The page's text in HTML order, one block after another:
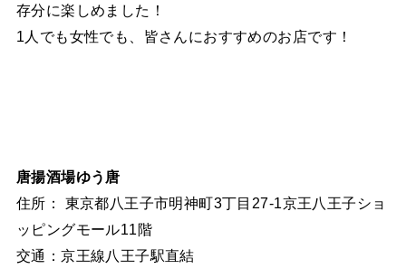
存分に楽しめました！
1人でも女性でも、皆さんにおすすめのお店です！
唐揚酒場ゆう唐
住所： 東京都八王子市明神町3丁目27-1京王八王子ショ
ッピングモール11階
交通：京王線八王子駅直結